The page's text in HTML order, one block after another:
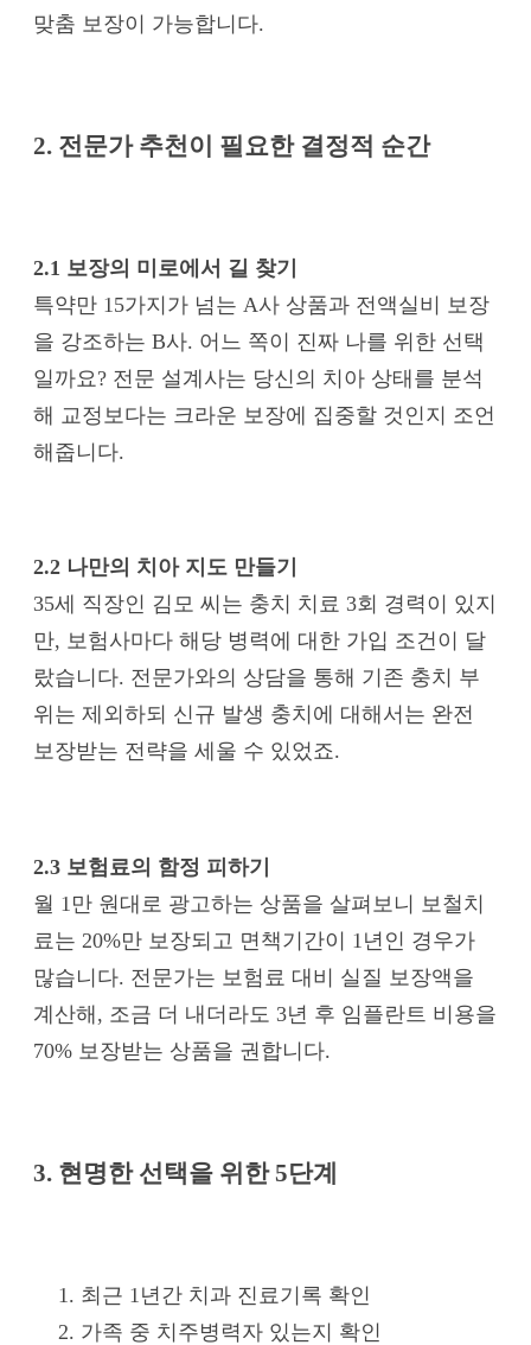
맞춤 보장이 가능합니다.
2. 전문가 추천이 필요한 결정적 순간
2.1 보장의 미로에서 길 찾기
특약만 15가지가 넘는 A사 상품과 전액실비 보장
을 강조하는 B사. 어느 쪽이 진짜 나를 위한 선택
일까요? 전문 설계사는 당신의 치아 상태를 분석
해 교정보다는 크라운 보장에 집중할 것인지 조언
해줍니다.
2.2 나만의 치아 지도 만들기
35세 직장인 김모 씨는 충치 치료 3회 경력이 있지
만, 보험사마다 해당 병력에 대한 가입 조건이 달
랐습니다. 전문가와의 상담을 통해 기존 충치 부
위는 제외하되 신규 발생 충치에 대해서는 완전
보장받는 전략을 세울 수 있었죠.
2.3 보험료의 함정 피하기
월 1만 원대로 광고하는 상품을 살펴보니 보철치
료는 20%만 보장되고 면책기간이 1년인 경우가
많습니다. 전문가는 보험료 대비 실질 보장액을
계산해, 조금 더 내더라도 3년 후 임플란트 비용을
70% 보장받는 상품을 권합니다.
3. 현명한 선택을 위한 5단계
최근 1년간 치과 진료기록 확인
가족 중 치주병력자 있는지 확인